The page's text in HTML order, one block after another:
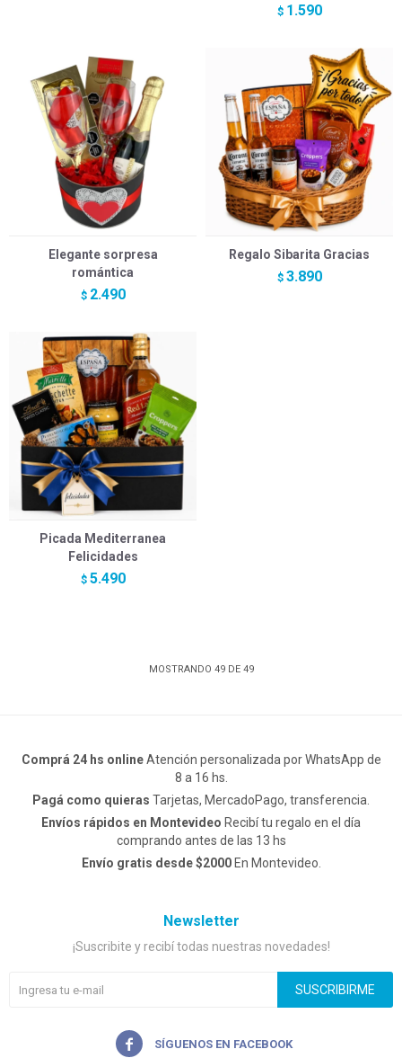
$ 1.590
Elegante sorpresa
romántica
$ 2.490
Regalo Sibarita Gracias
$ 3.890
Picada Mediterranea
Felicidades
$ 5.490
MOSTRANDO 49DE 49
Comprá 24 hs onlineAtención personalizada por WhatsApp de
8 a 16 hs.
Pagá como quieras Tarjetas, MercadoPago, transferencia.
Envíos rápidos en Montevideo Recibí tu regalo en el día
comprando antes de las 13 hs
Envío gratis desde $2000En Montevideo.
Newsletter
¡Suscribite y recibí todas nuestras novedades!
SUSCRIBIRME
